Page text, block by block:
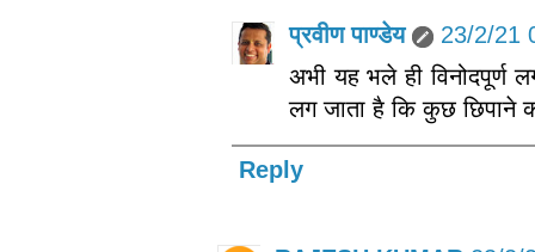
प्रवीण पाण्डेय
23/2/21
अभी यह भले ही
लग जाता है कि कुछ छिपाने
Reply